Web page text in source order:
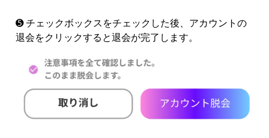
➎ チェックボックスをチェックした後、アカウントの
退会をクリックすると退会が完了します。